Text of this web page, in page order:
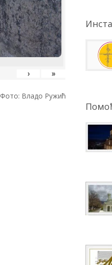
› »
Фото: Владо Ружић